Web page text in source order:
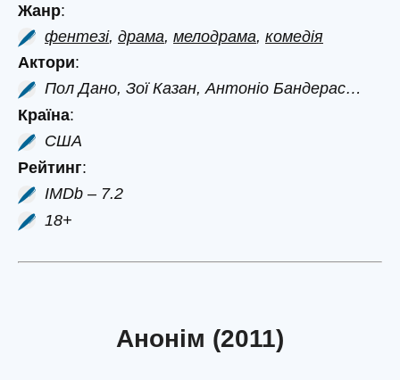
Жанр:
фентезі, драма, мелодрама, комедія
Актори:
Пол Дано, Зої Казан, Антоніо Бандерас…
Країна:
США
Рейтинг:
IMDb – 7.2
18+
Анонім (2011)